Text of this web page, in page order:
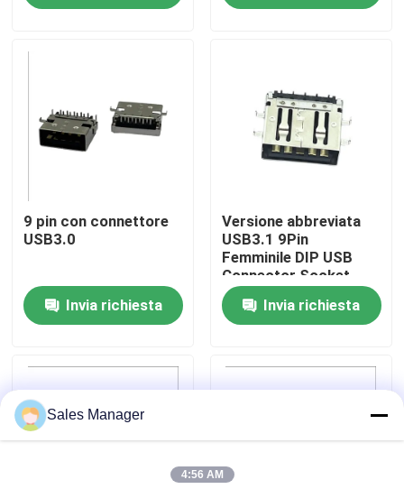
Giro della fabbrica
Richieda una citazione
Connettore DIP USB
Connettore presa USB
Connettori USB di tipo C
9 pin con connettore
USB3.0
Invia richiesta
Versione abbreviata
USB3.1 9Pin
Femminile DIP USB
Connector Socket
Tipo C STD
Invia richiesta
Sales Manager
4:56 AM